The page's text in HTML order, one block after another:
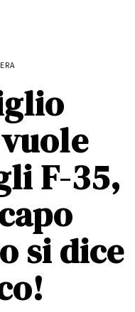
F-35,
si dice